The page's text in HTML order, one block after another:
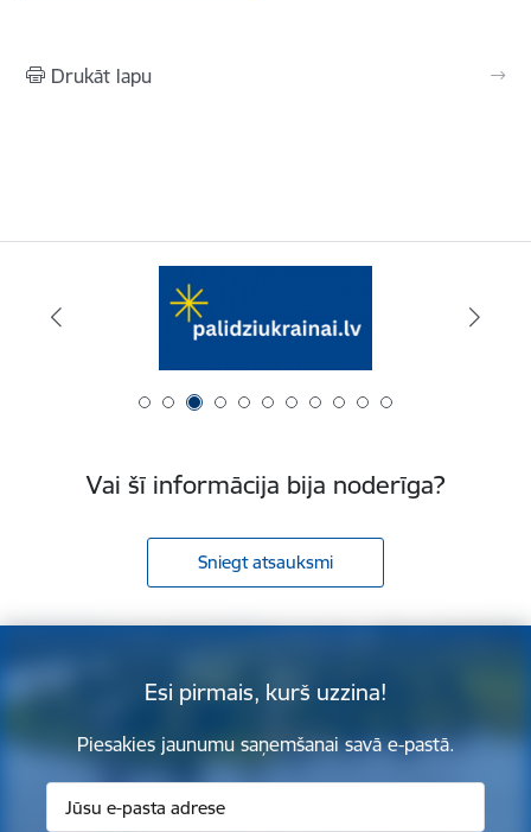
Drukāt lapu
Vai šī informācija bija noderīga?
Sniegt atsauksmi
Esi pirmais, kurš uzzina!
Piesakies jaunumu saņemšanai savā e-pastā.